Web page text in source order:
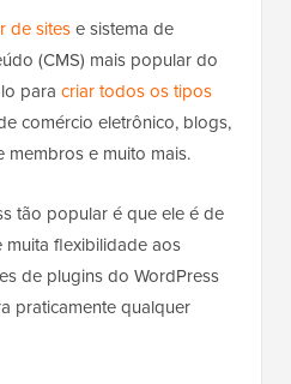
de sitese sistema de
(CMS) mais popular do
para criar todos os tipos
comércio eletrônico, blogs,
membros e muito mais.
tão popular é que ele é de
flexibilidade aos
de plugins do WordPress
praticamente qualquer